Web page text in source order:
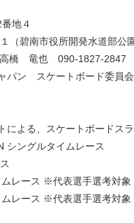
地４
（碧南市役所開発水道部公
]⾼橋 ⻯也 090-1827-2847
パン スケートボード委員会
による、スケートボードス
シングルタイムレース
レース ※代表選手選考対象
レース ※代表選手選考対象